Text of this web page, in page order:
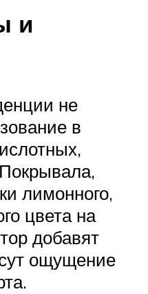
и
не
в
лимонного,
цвета на
добавят
ощущение